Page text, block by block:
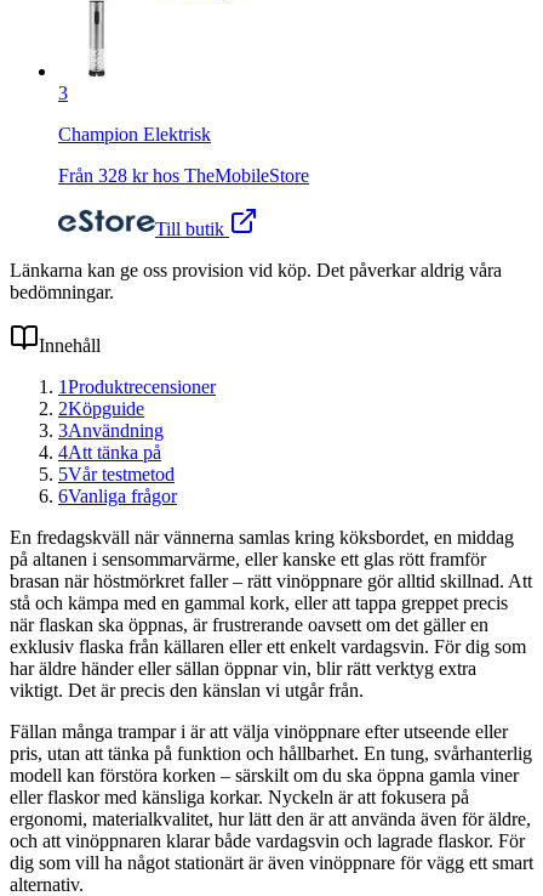
3
Champion Elektrisk
Från 328 kr hos TheMobileStore
Till butik
Länkarna kan ge oss provision vid köp. Det påverkar aldrig våra
bedömningar.
Innehåll
1Produktrecensioner
2Köpguide
3Användning
4Att tänka på
5Vår testmetod
6Vanliga frågor
En fredagskväll när vännerna samlas kring köksbordet, en middag
på altanen i sensommarvärme, eller kanske ett glas rött framför
brasan när höstmörkret faller – rätt vinöppnare gör alltid skillnad. Att
stå och kämpa med en gammal kork, eller att tappa greppet precis
när flaskan ska öppnas, är frustrerande oavsett om det gäller en
exklusiv flaska från källaren eller ett enkelt vardagsvin. För dig som
har äldre händer eller sällan öppnar vin, blir rätt verktyg extra
viktigt. Det är precis den känslan vi utgår från.
Fällan många trampar i är att välja vinöppnare efter utseende eller
pris, utan att tänka på funktion och hållbarhet. En tung, svårhanterlig
modell kan förstöra korken – särskilt om du ska öppna gamla viner
eller flaskor med känsliga korkar. Nyckeln är att fokusera på
ergonomi, materialkvalitet, hur lätt den är att använda även för äldre,
och att vinöppnaren klarar både vardagsvin och lagrade flaskor. För
dig som vill ha något stationärt är även vinöppnare för vägg ett smart
alternativ.